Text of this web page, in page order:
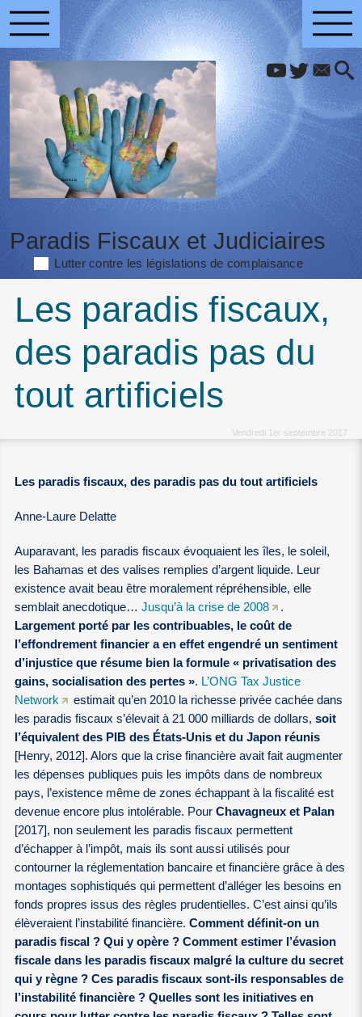
Paradis Fiscaux et Judiciaires
Lutter contre les législations de complaisance
Les paradis fiscaux,
des paradis pas du
tout artificiels
Vendredi 1er septembre 2017
Les paradis fiscaux, des paradis pas du tout artificiels
Anne-Laure Delatte
Auparavant, les paradis fiscaux évoquaient les îles, le soleil,
les Bahamas et des valises remplies d’argent liquide. Leur
existence avait beau être moralement répréhensible, elle
semblait anecdotique…Jusqu’à la crise de 2008
.
Largement porté par les contribuables, le coût de
l’effondrement financier a en effet engendré un sentiment
d’injustice que résume bien la formule « privatisation des
gains, socialisation des pertes ». L’ONG Tax Justice
Network
estimait qu’en 2010 la richesse privée cachée dans
les paradis fiscaux s’élevait à 21 000 milliards de dollars,soit
l’équivalent des PIB des États-Unis et du Japon réunis
[Henry, 2012]. Alors que la crise financière avait fait augmenter
les dépenses publiques puis les impôts dans de nombreux
pays, l’existence même de zones échappant à la fiscalité est
devenue encore plus intolérable. PourChavagneux et Palan
[2017], non seulement les paradis fiscaux permettent
d’échapper à l’impôt, mais ils sont aussi utilisés pour
contourner la réglementation bancaire et financière grâce à des
montages sophistiqués qui permettent d’alléger les besoins en
fonds propres issus des règles prudentielles. C’est ainsi qu’ils
élèveraient l’instabilité financière.Comment définit-on un
paradis fiscal ? Qui y opère ? Comment estimer l’évasion
fiscale dans les paradis fiscaux malgré la culture du secret
qui y règne ? Ces paradis fiscaux sont-ils responsables de
l’instabilité financière ? Quelles sont les initiatives en